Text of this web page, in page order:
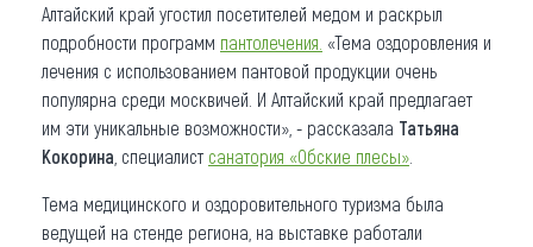
Алтайский край угостил посетителей медом и раскрыл
подробности программ пантолечения. «Тема оздоровления и
лечения с использованием пантовой продукции очень
популярна среди москвичей. И Алтайский край предлагает
им эти уникальные возможности», - рассказала Татьяна
Кокорина , специалист санатория «Обские плесы»
Тема медицинского и оздоровительного туризма была
ведущей на стенде региона, на выставке работали